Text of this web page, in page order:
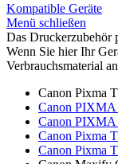
Kompatible Geräte
Menü schließen
Das Druckerzubehör
Wenn Sie hier Ihr
Verbrauchsmaterial
Canon Pixma
Canon PIXMA
Canon PIXMA
Canon Pixma
Canon Pixma